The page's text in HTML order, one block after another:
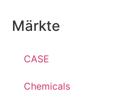
Märkte
CASE
Chemicals